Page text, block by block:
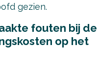
gezien.
fouten bij de
op het